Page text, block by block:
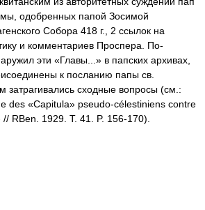
одобренных папой Зосимой
Собора 418 г., 2 ссылок на
и комментариев Проспера. По-
эти «Главы...» в папских архивах,
к посланию папы св.
затрагивались сходные вопросы (см.:
des «Capitula» pseudo-célestiniens contre
RBen. 1929. T. 41. P. 156-170).